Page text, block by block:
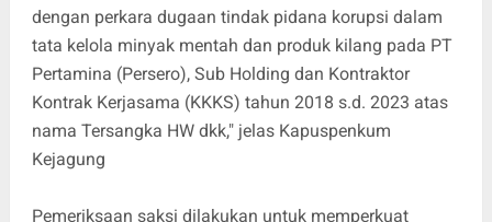
dengan perkara dugaan tindak pidana korupsi dalam
tata kelola minyak mentah dan produk kilang pada PT
Pertamina (Persero), Sub Holding dan Kontraktor
Kontrak Kerjasama (KKKS) tahun 2018 s.d. 2023 atas
nama Tersangka HW dkk," jelas Kapuspenkum
Kejagung
Pemeriksaan saksi dilakukan untuk memperkuat